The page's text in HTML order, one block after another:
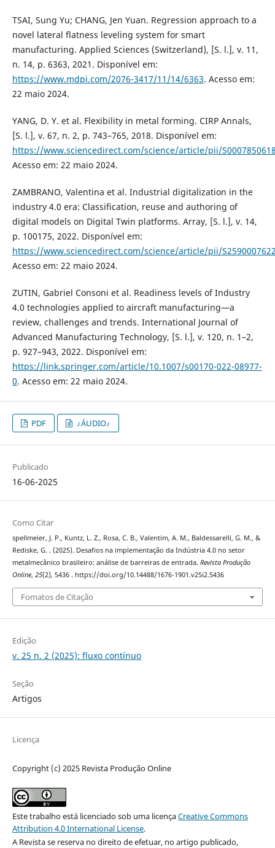
TSAI, Sung Yu; CHANG, Jen Yuan. Regression approach to a
novel lateral flatness leveling system for smart
manufacturing. Applied Sciences (Switzerland), [S. l.], v. 11,
n. 14, p. 6363, 2021. Disponível em:
https://www.mdpi.com/2076-3417/11/14/6363. Acesso em:
22 maio 2024.
YANG, D. Y. et al. Flexibility in metal forming. CIRP Annals,
[S. l.], v. 67, n. 2, p. 743–765, 2018. Disponível em:
https://www.sciencedirect.com/science/article/pii/
Acesso em: 22 maio 2024.
ZAMBRANO, Valentina et al. Industrial digitalization in the
industry 4.0 era: Classification, reuse and authoring of
digital models on Digital Twin platforms. Array, [S. l.], v. 14,
p. 100175, 2022. Disponível em:
https://www.sciencedirect.com/science/article/pii/
Acesso em: 22 maio 2024.
ZUTIN, Gabriel Consoni et al. Readiness levels of Industry
4.0 technologies applied to aircraft manufacturing—a
review, challenges and trends. International Journal of
Advanced Manufacturing Technology, [S. l.], v. 120, n. 1–2,
p. 927–943, 2022. Disponível em:
https://link.springer.com/article/10.1007/s00170-022-08977-
0. Acesso em: 22 maio 2024.
PDF ♪ÁUDIO♪
Publicado
16-06-2025
Como Citar
spellmeier, J. P., Kuntz, L. Z., Rosa, C. B., Valentim, A. M., Baldessarelli, G. M., &
Rediske, G. . (2025). Desafios na implementação da Indústria 4.0 no setor
metalmecânico brasileiro: análise de barreiras de entrada. Revista Produção
Online, 25(2), 5436 . https://doi.org/10.14488/1676-1901.v25i2.5436
Fomatos de Citação
Edição
v. 25 n. 2 (2025): fluxo contínuo
Seção
Artigos
Licença
Copyright (c) 2025 Revista Produção Online
Este trabalho está licenciado sob uma licençaCreative Commons
Attribution 4.0 International License.
A Revista se reserva no direito de efetuar, no artigo publicado,